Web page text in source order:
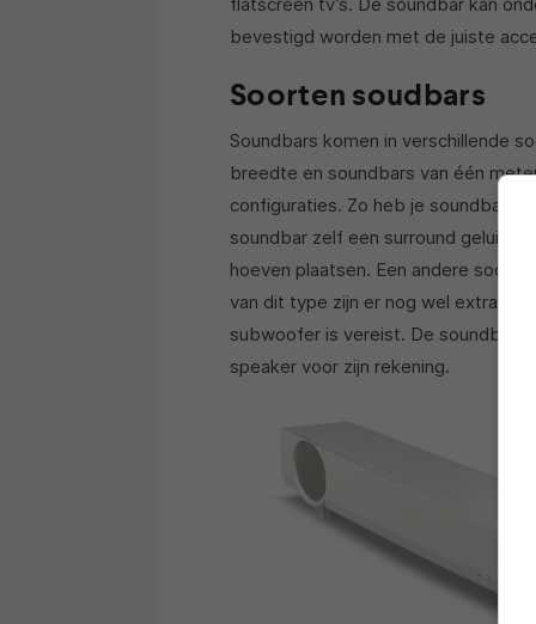
bevestigd worden met de juiste
Soorten soudbars
Soundbars komen in verschillende
breedte en soundbars van één
configuraties. Zo heb je soundbars
soundbar zelf een surround geluid
hoeven plaatsen. Een andere soort
van dit type zijn er nog wel extra
subwoofer is vereist. De soundbar
speaker voor zijn rekening.